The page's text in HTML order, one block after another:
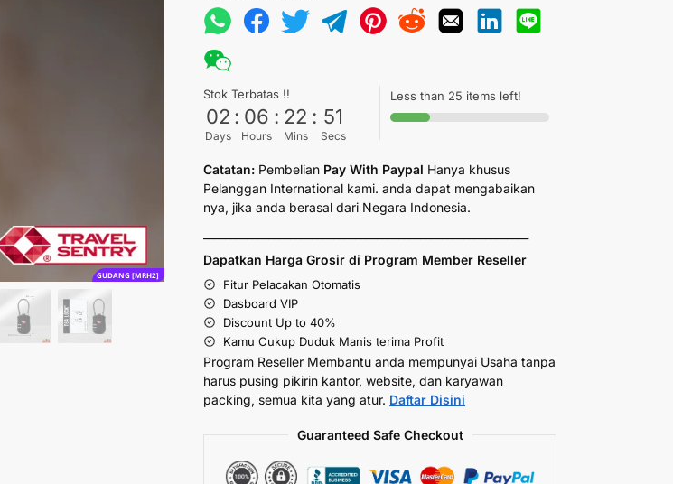
GUDANG [MRH2]
Stok Terbatas !!
02
Days
: 06
Hours
: 22
Mins
: 50
Secs
Less than 25 items left!
Catatan: Pembelian Pay With Paypal Hanya khusus
Pelanggan International kami. anda dapat mengabaikan
nya, jika anda berasal dari Negara Indonesia.
Dapatkan Harga Grosir di Program Member Reseller
Fitur Pelacakan Otomatis
Dasboard VIP
Discount Up to 40%
Kamu Cukup Duduk Manis terima Profit
Program Reseller Membantu anda mempunyai Usaha tanpa
harus pusing pikirin kantor, website, dan karyawan
packing, semua kita yang atur. Daftar Disini
Guaranteed Safe Checkout